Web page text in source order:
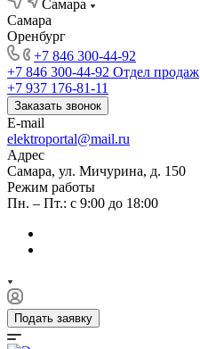
Самара
Самара
Оренбург
+7 846 300-44-92
+7 846 300-44-92 Отдел продаж
+7 937 176-81-11
Заказать звонок
E-mail
elektroportal@mail.ru
Адрес
Самара, ул. Мичурина, д. 150
Режим работы
Пн. – Пт.: с 9:00 до 18:00
Подать заявку